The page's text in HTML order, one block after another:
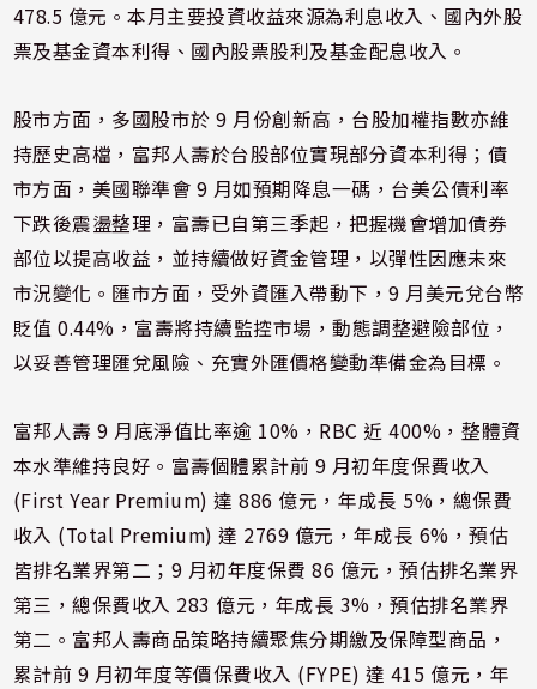
478.5 億元。本月主要投資收益來源為利息收入、國內外股
票及基金資本利得、國內股票股利及基金配息收入。
股市方面，多國股市於 9 月份創新高，台股加權指數亦維
持歷史高檔，富邦人壽於台股部位實現部分資本利得；債
市方面，美國聯準會 9 月如預期降息一碼，台美公債利率
下跌後震盪整理，富壽已自第三季起，把握機會增加債券
部位以提高收益，並持續做好資金管理，以彈性因應未來
市況變化。匯市方面，受外資匯入帶動下，9 月美元兌台幣
貶值 0.44%，富壽將持續監控市場，動態調整避險部位，
以妥善管理匯兌風險、充實外匯價格變動準備金為目標。
富邦人壽 9 月底淨值比率逾 10%，RBC 近 400%，整體資
本水準維持良好。富壽個體累計前 9 月初年度保費收入
(First Year Premium) 達 886 億元，年成長 5%，總保費
收入 (Total Premium) 達 2769 億元，年成長 6%，預估
皆排名業界第二；9 月初年度保費 86 億元，預估排名業界
第三，總保費收入 283 億元，年成長 3%，預估排名業界
第二。富邦人壽商品策略持續聚焦分期繳及保障型商品，
累計前 9 月初年度等價保費收入 (FYPE) 達 415 億元，年